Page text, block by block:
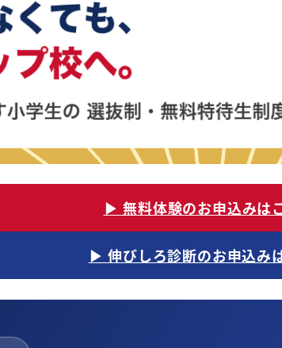
▶ 無料体験のお申込みは
▶ 伸びしろ診断のお申込み